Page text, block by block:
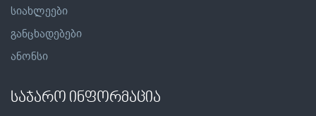
სიახლეები
განცხადებები
ანონსი
საჯარო ინფორმაცია